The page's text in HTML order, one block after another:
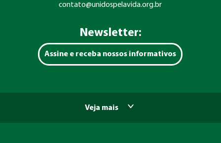
contato@unidospelavida.org.br
Newsletter:
Assine e receba nossos informativos
Veja mais